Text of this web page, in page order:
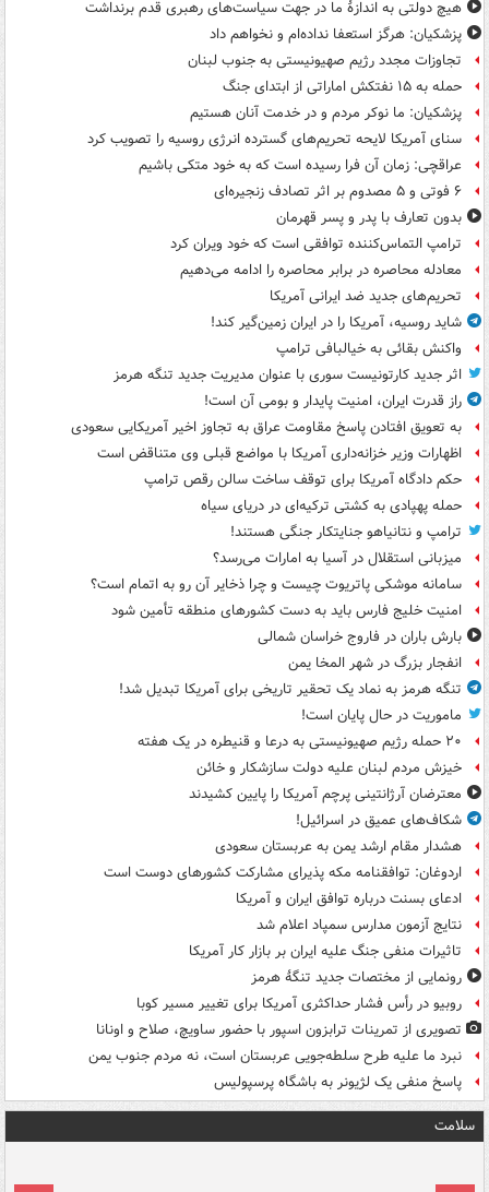
هیچ دولتی به اندازۀ ما در جهت سیاست‌های رهبری قدم برنداشت
پزشکیان: هرگز استعفا نداده‌ام و نخواهم داد
تجاوزات مجدد رژیم صهیونیستی به جنوب لبنان
حمله به ۱۵ نفتکش‌ اماراتی از ابتدای جنگ
پزشکیان: ما نوکر مردم و در خدمت آنان هستیم
سنای آمریکا لایحه تحریم‌های گسترده انرژی روسیه را تصویب کرد
عراقچی: زمان آن فرا رسیده است که به خود متکی باشیم
۶ فوتی و ۵ مصدوم بر اثر تصادف زنجیره‌ای
بدون تعارف با پدر و پسر قهرمان
ترامپ التماس‌کننده توافقی است که خود ویران کرد
معادله محاصره در برابر محاصره را ادامه می‌دهیم
تحریم‌های جدید ضد ایرانی آمریکا
شاید روسیه، آمریکا را در ایران زمین‌گیر کند!
واکنش بقائی به خیالبافی ترامپ
اثر جدید کارتونیست سوری با عنوان مدیریت جدید تنگه هرمز
راز قدرت ایران، امنیت پایدار و بومی آن است!
به تعویق افتادن پاسخ مقاومت عراق به تجاوز اخیر آمریکایی سعودی
اظهارات وزیر خزانه‌داری آمریکا با مواضع قبلی وی متناقض است
حکم دادگاه آمریکا برای توقف ساخت سالن رقص ترامپ
حمله پهپادی به کشتی ترکیه‌ای در دریای سیاه
ترامپ و نتانیاهو جنایتکار جنگی هستند!
میزبانی استقلال در آسیا به امارات می‌رسد؟
سامانه موشکی پاتریوت چیست و چرا ذخایر آن رو به اتمام است؟
امنیت خلیج فارس باید به دست کشورهای منطقه تأمین شود
بارش باران در فاروج خراسان شمالی
انفجار بزرگ در شهر المخا یمن
تنگه هرمز به نماد یک تحقیر تاریخی برای آمریکا تبدیل شد!
ماموریت در حال پایان است!
۲۰ حمله رژیم صهیونیستی به درعا و قنیطره در یک هفته
خیزش مردم لبنان علیه دولت سازشکار و خائن
معترضان آرژانتینی پرچم آمریکا را پایین کشیدند
شکاف‌های عمیق در اسرائیل!
هشدار مقام ارشد یمن به عربستان سعودی
اردوغان: توافقنامه مکه پذیرای مشارکت کشورهای دوست است
ادعای بسنت درباره توافق ایران و آمریکا
نتایج آزمون مدارس سمپاد اعلام شد
تاثیرات منفی جنگ علیه ایران بر بازار کار آمریکا
رونمایی از مختصات جدید تنگۀ هرمز
روبیو در رأس فشار حداکثری آمریکا برای تغییر مسیر کوبا
تصویری از تمرینات ترابزون اسپور با حضور ساویچ، صلاح و اونانا
نبرد ما علیه طرح سلطه‌جویی عربستان است، نه مردم جنوب یمن
پاسخ منفی یک لژیونر به باشگاه پرسپولیس
سلامت